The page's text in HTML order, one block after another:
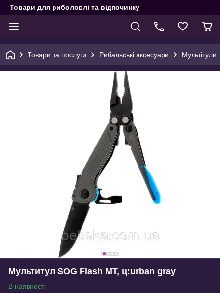
Товари для риболовлі та відпочинку
Товари та послуги Рибальські аксесуари Мультітули
Мультитул SOG Flash MT, ц:urban gray
В наявності